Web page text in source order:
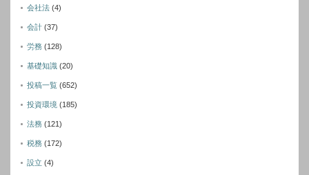
会社法 (4)
会計 (37)
労務 (128)
基礎知識 (20)
投稿一覧 (652)
投資環境 (185)
法務 (121)
税務 (172)
設立 (4)